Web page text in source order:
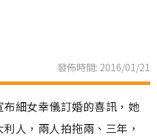
發佈時間: 2016/01/21
細女幸儀訂婚的喜訊，她
人，兩人拍拖兩、三年，